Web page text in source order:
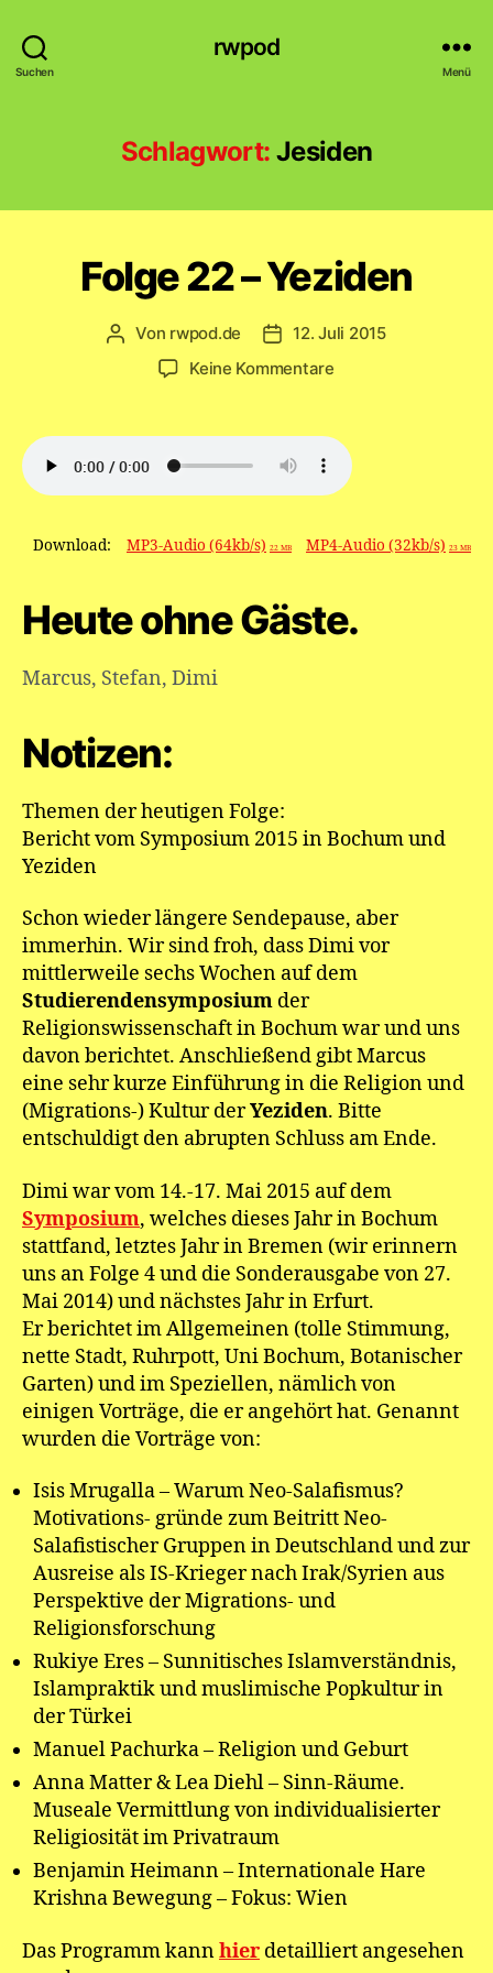
Suchen
rwpod
Menü
Schlagwort: Jesiden
Folge 22 – Yeziden
Beitragsautor
Von rwpod.de Veröffentlichungsdatum
12. Juli 2015
Keine Kommentarezu
–
Yeziden
Download: MP3-Audio (64kb/s) 22 MB MP4-Audio (32kb/s) 23 MB
Heute ohne Gäste.
Marcus, Stefan, Dimi
Notizen:
Themen der heutigen Folge:
Bericht vom Symposium 2015 in Bochum und
Yeziden
Schon wieder längere Sendepause, aber
immerhin. Wir sind froh, dass Dimi vor
mittlerweile sechs Wochen auf dem
Studierendensymposium der
Religionswissenschaft in Bochum war und uns
davon berichtet. Anschließend gibt Marcus
eine sehr kurze Einführung in die Religion und
(Migrations-) Kultur derYeziden. Bitte
entschuldigt den abrupten Schluss am Ende.
Dimi war vom 14.-17. Mai 2015 auf dem
Symposium, welches dieses Jahr in Bochum
stattfand, letztes Jahr in Bremen (wir erinnern
uns an Folge 4 und die Sonderausgabe von 27.
Mai 2014) und nächstes Jahr in Erfurt.
Er berichtet im Allgemeinen (tolle Stimmung,
nette Stadt, Ruhrpott, Uni Bochum, Botanischer
Garten) und im Speziellen, nämlich von
einigen Vorträge, die er angehört hat. Genannt
wurden die Vorträge von:
Isis Mrugalla – Warum Neo-Salafismus?
Motivations- gründe zum Beitritt Neo-
Salafistischer Gruppen in Deutschland und zur
Ausreise als IS-Krieger nach Irak/Syrien aus
Perspektive der Migrations- und
Religionsforschung
Rukiye Eres – Sunnitisches Islamverständnis,
Islampraktik und muslimische Popkultur in
der Türkei
Manuel Pachurka – Religion und Geburt
Anna Matter & Lea Diehl – Sinn-Räume.
Museale Vermittlung von individualisierter
Religiosität im Privatraum
Benjamin Heimann – Internationale Hare
Krishna Bewegung – Fokus: Wien
Das Programm kannhier detailliert angesehen